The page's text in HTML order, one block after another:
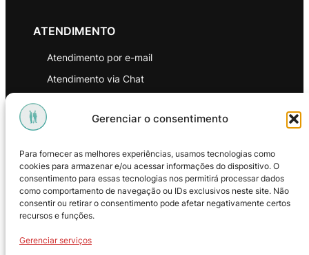
Gerenciar o consentimento
Para fornecer as melhores experiências, usamos tecnologias como
cookies para armazenar e/ou acessar informações do dispositivo. O
consentimento para essas tecnologias nos permitirá processar dados
como comportamento de navegação ou IDs exclusivos neste site. Não
consentir ou retirar o consentimento pode afetar negativamente certos
recursos e funções.
Gerenciar serviços
ATENDIMENTO
Atendimento por e-mail
Atendimento via Chat
Política de Privacidade
Política de Troca e Devoluções
Política de Reembolso